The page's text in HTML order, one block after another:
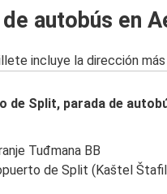
de autobús en
incluye la dirección
de Split, parada de
Tuđmana BB
de Split (Kaštel